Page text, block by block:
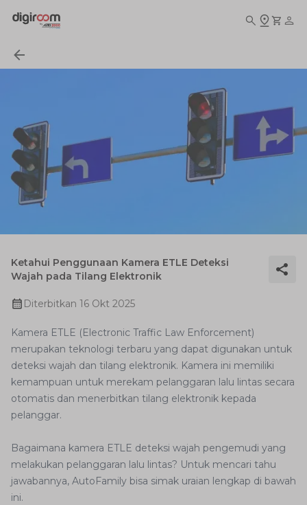
Ketahui Penggunaan Kamera ETLE Deteksi
Wajah pada Tilang Elektronik
Diterbitkan 16 Okt 2025
Kamera ETLE (Electronic Traffic Law Enforcement)
merupakan teknologi terbaru yang dapat digunakan untuk
deteksi wajah dan tilang elektronik. Kamera ini memiliki
kemampuan untuk merekam pelanggaran lalu lintas secara
otomatis dan menerbitkan tilang elektronik kepada
pelanggar.
Bagaimana kamera ETLE deteksi wajah pengemudi yang
melakukan pelanggaran lalu lintas? Untuk mencari tahu
jawabannya, AutoFamily bisa simak uraian lengkap di bawah
ini.